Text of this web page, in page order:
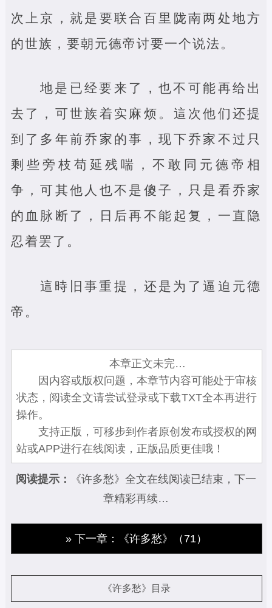
次上京，就是要联合百里陇南两处地方
的世族，要朝元德帝讨要一个说法。
地是已经要来了，也不可能再给出
去了，可世族着实麻烦。這次他们还提
到了多年前乔家的事，现下乔家不过只
剩些旁枝苟延残喘，不敢同元德帝相
争，可其他人也不是傻子，只是看乔家
的血脉断了，日后再不能起复，一直隐
忍着罢了。
這時旧事重提，还是为了逼迫元德
帝。
本章正文未完…
因内容或版权问题，本章节内容可能处于审核
状态，阅读全文请尝试登录或下载TXT全本再进行
操作。
支持正版，可移步到作者原创发布或授权的网
站或APP进行在线阅读，正版品质更佳哦！
阅读提示：
《许多愁》全文在线阅读已结束，下一
章精彩再续…
» 下一章：《许多愁》（71）
《许多愁》目录